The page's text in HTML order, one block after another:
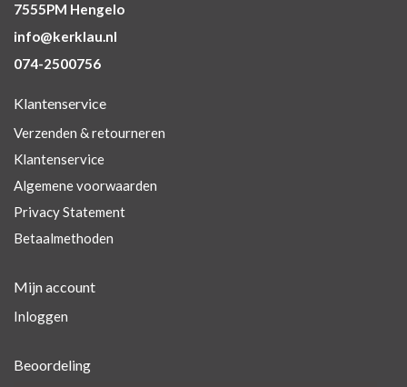
7555PM Hengelo
info@kerklau.nl
074-2500756
Klantenservice
Verzenden & retourneren
Klantenservice
Algemene voorwaarden
Privacy Statement
Betaalmethoden
Mijn account
Inloggen
Beoordeling